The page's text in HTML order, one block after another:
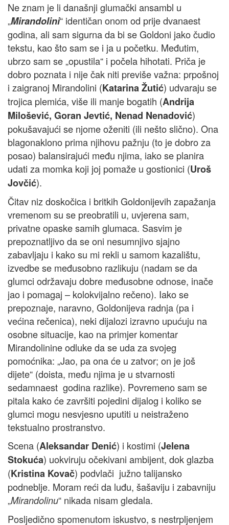
Ne znam je li današnji glumački ansambl u
„Mirandolini“ identičan onom od prije dvanaest
godina, ali sam sigurna da bi se Goldoni jako čudio
tekstu, kao što sam se i ja u početku. Međutim,
ubrzo sam se „opustila“ i počela hihotati. Priča je
dobro poznata i nije čak niti previše važna: prpošnoj
i zaigranoj Mirandolini (Katarina Žutić) udvaraju se
trojica plemića, više ili manje bogatih (Andrija
Milošević, Goran Jevtić, Nenad Nenadović)
pokušavajući se njome oženiti (ili nešto slično). Ona
blagonaklono prima njihovu pažnju (to je dobro za
posao) balansirajući među njima, iako se planira
udati za momka koji joj pomaže u gostionici (Uroš
Jovčić).
Čitav niz doskočica i britkih Goldonijevih zapažanja
vremenom su se preobratili u, uvjerena sam,
privatne opaske samih glumaca. Sasvim je
prepoznatljivo da se oni nesumnjivo sjajno
zabavljaju i kako su mi rekli u samom kazalištu,
izvedbe se međusobno razlikuju (nadam se da
glumci održavaju dobre međusobne odnose, inače
jao i pomagaj – kolokvijalno rečeno). Iako se
prepoznaje, naravno, Goldonijeva radnja (pa i
većina rečenica), neki dijalozi izravno upućuju na
osobne situacije, kao na primjer komentar
Mirandolinine odluke da se uda za svojeg
pomoćnika: „Jao, pa ona će u zatvor; on je još
dijete“ (doista, među njima je u stvarnosti
sedamnaest godina razlike). Povremeno sam se
pitala kako će završiti pojedini dijalog i koliko se
glumci mogu nesvjesno uputiti u neistraženo
tekstualno prostranstvo.
Scena (Aleksandar Denić) i kostimi (Jelena
Stokuća) uokviruju očekivani ambijent, dok glazba
(Kristina Kovač) podvlači južno talijansko
podneblje. Moram reći da luđu, šašaviju i zabavniju
„Mirandolinu“ nikada nisam gledala.
Posljedično spomenutom iskustvo, s nestrpljenjem